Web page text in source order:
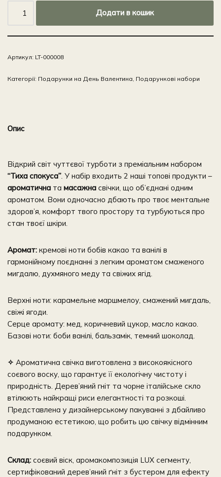
Додати в кошик
Артикул: LT-000008
Категорії: Подарунки на День Валентина Подарункові набори
Опис
Відкрий світ чуттєвої турботи з преміальним набором
“Тиха спокуса”. У набір входить 2 наші топові продукти –
ароматична та масажна свічки, що об’єднані одним
ароматом. Вони одночасно дбають про твоє ментальне
здоров’я, комфорт твого простору та турбуються про
стан твоєї шкіри.
Аромат: кремові ноти бобів какао та ванілі в
гармонійному поєднанні з легким ароматом смаженого
мигдалю, духмяного меду та свіжих ягід.
Верхні ноти: карамельне маршмелоу, смажений мигдаль,
свіжі ягоди.
Серце аромату: мед, коричневий цукор, масло какао.
Базові ноти: боби ванілі, бальзамік, темний шоколад.
✧ Ароматична свічка виготовлена з високоякісного
соєвого воску, що гарантує її екологічну чистоту і
природність. Дерев’яний гніт та чорне італійське скло
втілюють найкращі риси елегантності та розкоші.
Представлена у дизайнерському пакуванні з дбайливо
продуманою естетикою, що робить цю свічку відмінним
подарунком.
Склад: соєвий віск, аромакомпозиція LUX сегменту,
сертифікований дерев’яний ґніт з бустером для ефекту